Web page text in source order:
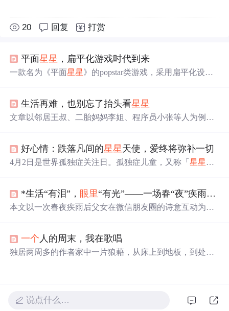
20 回复 打赏
平面星星 ，扁平化游戏时代到来
一款名为《平面星星》的popstar类游戏，采用扁平化设
设计和游戏音效，使其成为移动游戏的新亮点。
生活再难，也别忘了抬头看星星
文章以邻居王叔、二胎妈妈李姐、程序员小张等人为例，
立收集册、短暂抽离放松、构建行动清单三个寻找希望的
方法，鼓励怀揣希望跨越困境。
好心情：跌落凡间的星星天使，爱终将弥补一切
4月2日是世界孤独症关注日。孤独症儿童，又称「星星 的
期干预和康复训练可显著改善他们的生活质量。家庭在康
复过程中扮演关键角色，然而也面临着巨大的经济和心理
*生活“有泪”， 眼里“有光”——一场春“夜”疾雨后和女儿的“对话”
本文以一次春夜疾雨后父女在微信朋友圈的诗意互动为切
算法，跨代际理解类比API接口，提出‘感应式编程’这一独
特观点。文中融合DeepSeek/Kimi等AI模型对文本的赏析反
一个 人的周末，我在歌唱
独居两周多的作者家中一片狼藉，从床上到地板，到处是
代社会中的孤独感、对工业化生活的向往以及对田园生活
的复杂情感。
说点什么…